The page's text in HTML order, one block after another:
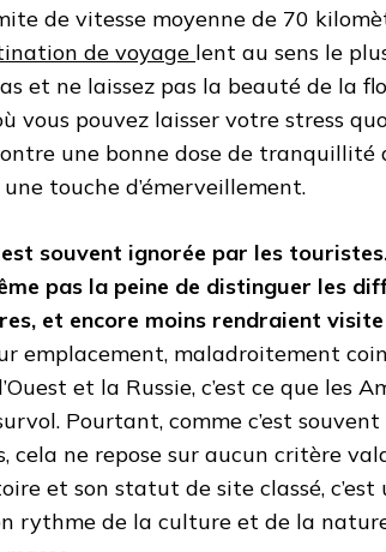
de vitesse moyenne de 70
de voyage lent au sens le
et ne laissez pas la beauté de la
vous pouvez laisser votre stress
une bonne dose de tranquillité
touche d’émerveillement.
souvent ignorée par les
pas la peine de distinguer les
et encore moins rendraient visite
emplacement, maladroitement
et la Russie, c’est ce que les
Pourtant, comme c’est souvent
cela ne repose sur aucun critère
et son statut de site classé, c’est
rythme de la culture et de la